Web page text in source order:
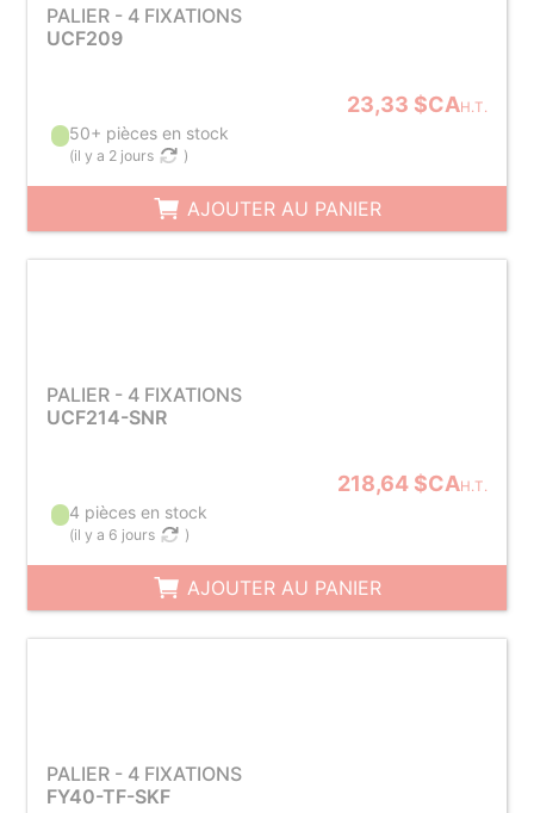
PALIER - 4 FIXATIONS
UCF209
23,33 $CAH.T.
50+ pièces en stock
(il y a 2 jours )
AJOUTER AU PANIER
PALIER - 4 FIXATIONS
UCF214-SNR
218,64 $CAH.T.
4 pièces en stock
(il y a 6 jours )
AJOUTER AU PANIER
PALIER - 4 FIXATIONS
FY40-TF-SKF